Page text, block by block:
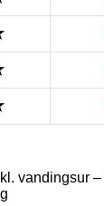
vandingsur –